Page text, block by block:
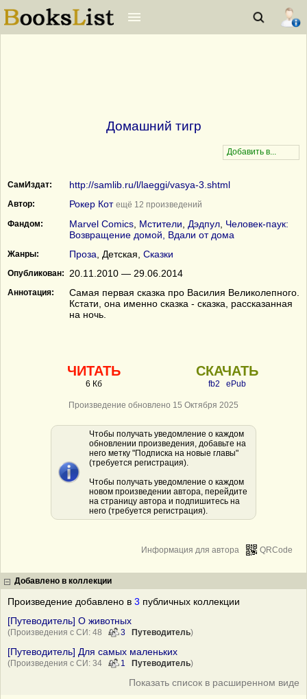
Домашний тигр
СамИздат: http://samlib.ru/l/laeggi/vasya-3.shtml
Автор: Рокер Кот ещё 12 произведений
Фандом:
Marvel Comics Мстители Дэдпул Человек-паук:
Возвращение домой, Вдали от дома
Жанры: Проза , Детская, Сказки
Опубликован: 20.11.2010 — 29.06.2014
Аннотация:
Самая первая сказка про Василия Великолепного.
Кстати, она именно сказка - сказка, рассказанная
на ночь.
ЧИТАТЬ
6 Кб
СКАЧАТЬ
fb2 ePub
Произведение обновлено 15 Октября 2025
Чтобы получать уведомление о каждом
обновлении произведения, добавьте на
него метку "Подписка на новые главы"
(требуется регистрация).
Чтобы получать уведомление о каждом
новом произведении автора, перейдите
на страницу автора и подпишитесь на
него (требуется регистрация).
QRCode
Информация для автора
Добавлено в коллекции
Произведение добавлено в 3 публичных коллекции
[Путеводитель] О животных
(Произведения с СИ: 48 3 Путеводитель)
[Путеводитель] Для самых маленьких
(Произведения с СИ: 34 1 Путеводитель)
Показать список в расширенном виде